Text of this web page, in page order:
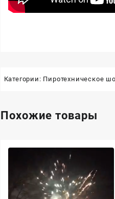
Категории: Пиротехническое
Похожие товары